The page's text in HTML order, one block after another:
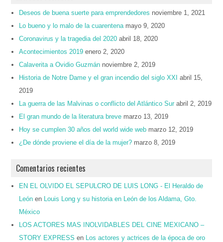
Deseos de buena suerte para emprendedores noviembre 1, 2021
Lo bueno y lo malo de la cuarentena mayo 9, 2020
Coronavirus y la tragedia del 2020 abril 18, 2020
Acontecimientos 2019 enero 2, 2020
Calaverita a Ovidio Guzmán noviembre 2, 2019
Historia de Notre Dame y el gran incendio del siglo XXI
abril 15,
2019
La guerra de las Malvinas o conflicto del Atlántico Sur abril 2, 2019
El gran mundo de la literatura breve marzo 13, 2019
Hoy se cumplen 30 años del world wide web marzo 12, 2019
¿De dónde proviene el día de la mujer? marzo 8, 2019
Comentarios recientes
EN EL OLVIDO EL SEPULCRO DE LUIS LONG - El Heraldo de
León en
Louis Long y su historia en León de los Aldama, Gto.
México
LOS ACTORES MAS INOLVIDABLES DEL CINE MEXICANO –
STORY EXPRESS en
Los actores y actrices de la época de oro